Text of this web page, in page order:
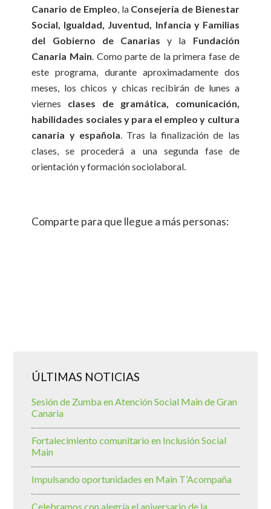
Canario de Empleo, la Consejería de Bienestar
Social, Igualdad, Juventud, Infancia y Familias
del Gobierno de Canarias y la Fundación
Canaria Main. Como parte de la primera fase de
este programa, durante aproximadamente dos
meses, los chicos y chicas recibirán de lunes a
viernes clases de gramática, comunicación,
habilidades sociales y para el empleo y cultura
canaria y española. Tras la finalización de las
clases, se procederá a una segunda fase de
orientación y formación sociolaboral.
Comparte para que llegue a más personas:
ÚLTIMAS NOTICIAS
Sesión de Zumba en Atención Social Main de Gran
Canaria
Fortalecimiento comunitario en Inclusión Social
Main
Impulsando oportunidades en Main T’Acompaña
Celebramos con alegría el aniversario de la